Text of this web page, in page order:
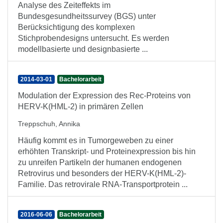
Analyse des Zeiteffekts im
Bundesgesundheitssurvey (BGS) unter
Berücksichtigung des komplexen
Stichprobendesigns untersucht. Es werden
modellbasierte und designbasierte ...
2014-03-01 Bachelorarbeit
Modulation der Expression des Rec-Proteins von
HERV-K(HML-2) in primären Zellen
Treppschuh, Annika
Häufig kommt es in Tumorgeweben zu einer
erhöhten Transkript- und Proteinexpression bis hin
zu unreifen Partikeln der humanen endogenen
Retrovirus und besonders der HERV-K(HML-2)-
Familie. Das retrovirale RNA-Transportprotein ...
2016-06-06 Bachelorarbeit